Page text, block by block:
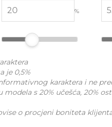
%
je 0,5%
karaktera i ne
modela s 20% učešća, 20%
o procjeni boniteta